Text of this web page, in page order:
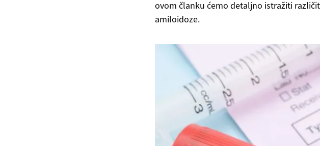
ovom članku ćemo detaljno istražiti
amiloidoze.